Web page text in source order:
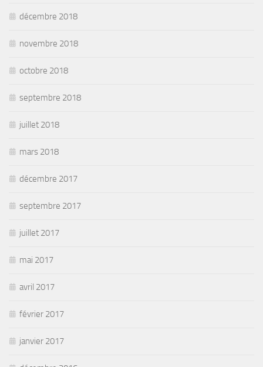
décembre 2018
novembre 2018
octobre 2018
septembre 2018
juillet 2018
mars 2018
décembre 2017
septembre 2017
juillet 2017
mai 2017
avril 2017
février 2017
janvier 2017